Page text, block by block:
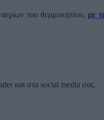
του θερμοκηπίου, με
και στα social media σας.